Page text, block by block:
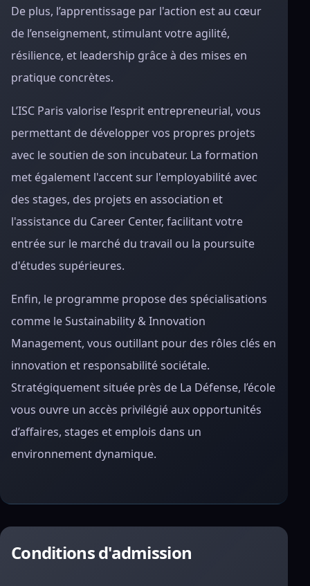
De plus, l’apprentissage par l'action est au cœur
de l’enseignement, stimulant votre agilité,
résilience, et leadership grâce à des mises en
pratique concrètes.
L’ISC Paris valorise l’esprit entrepreneurial, vous
permettant de développer vos propres projets
avec le soutien de son incubateur. La formation
met également l'accent sur l'employabilité avec
des stages, des projets en association et
l'assistance du Career Center, facilitant votre
entrée sur le marché du travail ou la poursuite
d'études supérieures.
Enfin, le programme propose des spécialisations
comme le Sustainability & Innovation
Management, vous outillant pour des rôles clés en
innovation et responsabilité sociétale.
Stratégiquement située près de La Défense, l’école
vous ouvre un accès privilégié aux opportunités
d’affaires, stages et emplois dans un
environnement dynamique.
Conditions d'admission